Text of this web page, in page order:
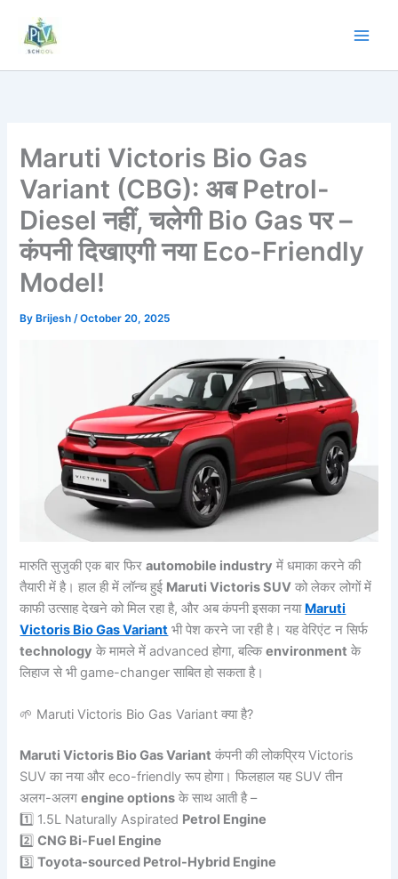
content
Maruti Victoris Bio Gas
Variant (CBG): अब Petrol-
Diesel नहीं, चलेगी Bio Gas पर –
कंपनी दिखाएगी नया Eco-Friendly
Model!
By Brijesh/October 20, 2025
मारुति सुजुकी एक बार फिरautomobile industry में धमाका करने की
तैयारी में है। हाल ही में लॉन्च हुई Maruti Victoris SUV को लेकर लोगों में
काफी उत्साह देखने को मिल रहा है, और अब कंपनी इसका नया Maruti
Victoris Bio Gas Variant भी पेश करने जा रही है। यह वेरिएंट न सिर्फ
technology के मामले में advanced होगा, बल्किenvironment के
लिहाज से भी game-changer साबित हो सकता है।
🌱 Maruti Victoris Bio Gas Variant क्या है?
Maruti Victoris Bio Gas Variant कंपनी की लोकप्रिय Victoris
SUV का नया और eco-friendly रूप होगा। फिलहाल यह SUV तीन
अलग-अलगengine options के साथ आती है –
1️⃣ 1.5L Naturally Aspirated Petrol Engine
2️⃣CNG Bi-Fuel Engine
3️⃣Toyota-sourced Petrol-Hybrid Engine